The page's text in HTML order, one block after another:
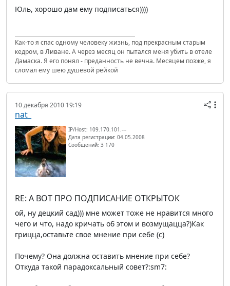
Юль, хорошо дам ему подписаться))))
Как-то я спас одному человеку жизнь, под прекрасным старым
кедром, в Ливане. А через месяц он пытался меня убить в отеле
Дамаска. Я его понял - преданность не вечна. Месяцем позже, я
сломал ему шею душевой рейкой
10 декабря 2010 19:19
nat_
IP/Host: 109.170.101.---
Дата регистрации: 04.05.2008
Сообщений: 3 170
RE: А ВОТ ПРО ПОДПИСАНИЕ ОТКРЫТОК
ой, ну децкий сад))) мне может тоже не нравится много
чего и что, надо кричать об этом и возмущацца?)Как
грицца,оставьте свое мнение при себе (c)
Почему? Она должна оставить мнение при себе?
Откуда такой парадоксальный совет?:sm7: